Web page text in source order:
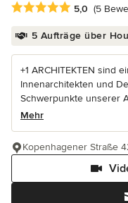
Durchschnittliche
5,0 (5
5 Aufträge über
+1 ARCHITEKTEN sind
Innenarchitekten und
Schwerpunkte unserer
Mehr
Kopenhagener Straße